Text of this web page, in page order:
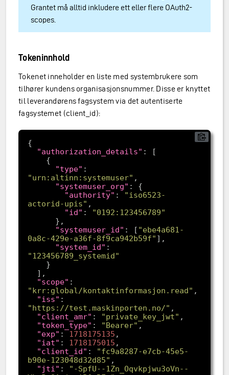
Grantet må alltid inkludere ett eller flere OAuth2-
scopes.
Tokeninnhold
Tokenet inneholder en liste med systembrukere som
tilhører kundens organisasjonsnummer. Disse er knyttet
til leverandørens fagsystem via det autentiserte
fagsystemet (client_id):
"authorization_details"
"type"
"urn:altinn:systemuser"
"systemuser_org"
"authority" :
"iso6523-
actorid-upis"
"id" :
"0192:123456789"
"systemuser_id" : [ "ebe4a681-
0a8c-429e-a36f-8f9ca942b59f"
"system_id"
"123456789_systemid"
"scope"
"krr:global/kontaktinformasjon.read"
"iss"
"https://test.maskinporten.no/"
"client_amr" : "private_key_jwt"
"token_type" : "Bearer"
"exp" : 1718175135
"iat" : 1718175015
"client_id" :
"fc9a8287-e7cb-45e5-
b90e-123048d32d85"
"jti" :
"-SpfU--1Zn_Oqvkpjwu3oVn--